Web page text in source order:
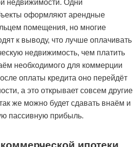
недвижимости. Одни
оформляют арендные
помещения, но многие
к выводу, что лучше оплачивать
недвижимость, чем платить
необходимого для коммерции
оплаты кредита оно перейдёт
а это открывает совсем другие
же можно будет сдавать внаём и
пассивную прибыль.